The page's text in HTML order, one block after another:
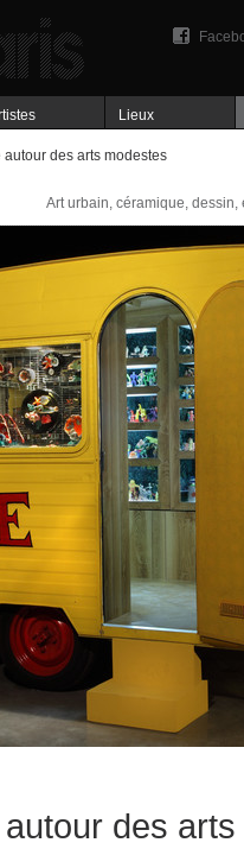
Lieux
autour des arts modestes
Art urbain, céramique, dessin,
des